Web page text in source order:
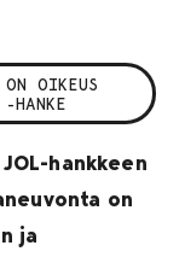
OIKEUS
HANKE
hankkeen
on
ja